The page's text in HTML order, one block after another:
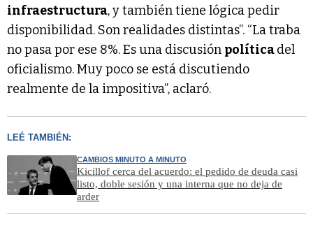
infraestructura, y también tiene lógica pedir
disponibilidad. Son realidades distintas”. “La traba
no pasa por ese 8%. Es una discusión políticadel
oficialismo. Muy poco se está discutiendo
realmente de la impositiva”, aclaró.
LEÉ TAMBIÉN:
CAMBIOS MINUTO A MINUTO
Kicillof cerca del acuerdo: el pedido de deuda casi
listo, doble sesión y una interna que no deja de
arder